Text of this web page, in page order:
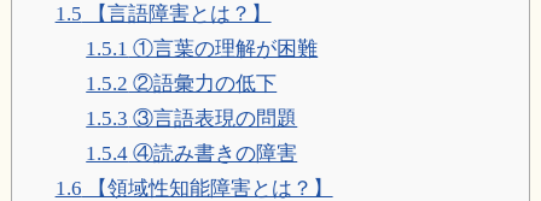
1.5 【言語障害とは？】
1.5.1 ①言葉の理解が困難
1.5.2 ②語彙力の低下
1.5.3 ③言語表現の問題
1.5.4 ④読み書きの障害
1.6 【領域性知能障害とは？】